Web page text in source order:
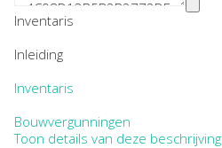
Inventaris
Inleiding
Inventaris
Bouwvergunningen
Toon details van deze beschrijving